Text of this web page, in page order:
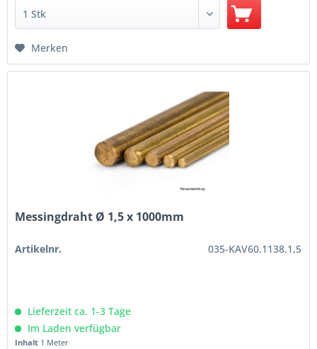
Merken
Messingdraht Ø 1,5 x 1000mm
Artikelnr. 035-KAV60.1138.1,5
Lieferzeit ca. 1-3 Tage
Im Laden verfügbar
Inhalt 1 Meter